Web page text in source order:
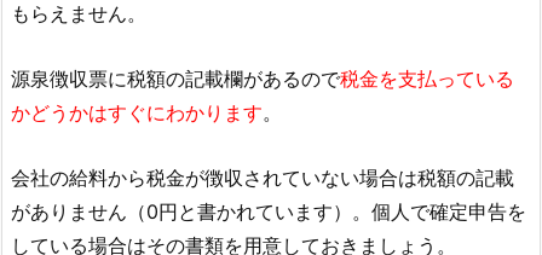
もらえません。
源泉徴収票に税額の記載欄があるので税金を支払っている
かどうかはすぐにわかります。
会社の給料から税金が徴収されていない場合は税額の記載
がありません（0円と書かれています）。個人で確定申告を
している場合はその書類を用意しておきましょう。